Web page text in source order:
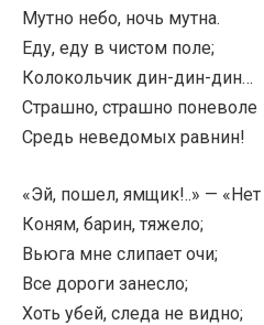
Мутно небо, ночь мутна.
Еду, еду в чистом поле;
Колокольчик дин-дин-дин…
Страшно, страшно поневоле
Средь неведомых равнин!
«Эй, пошел, ямщик!..» — «Нет
Коням, барин, тяжело;
Вьюга мне слипает очи;
Все дороги занесло;
Хоть убей, следа не видно;